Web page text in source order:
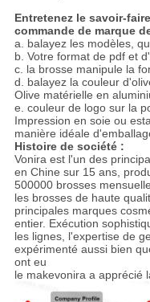
Entretenez le savoir-
commande de marque
a. balayez les modèles,
b. Votre format de pdf et
c. la brosse manipule la
d. balayez la couleur
Olive matérielle en
e. couleur de logo sur la
Impression en soie ou
manière idéale
Histoire de société :
Vonira est l'un des
en Chine sur 15 ans,
500000 brosses
les brosses de haute
principales marques
entier. Exécution
les lignes, l'expertise de
expérimenté aussi bien
ont eu
le makevonira a apprécié